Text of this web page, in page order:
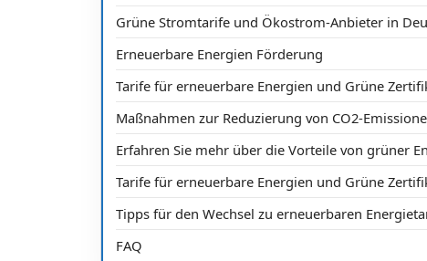
Grüne Stromtarife und Ökostrom-Anbieter in
Erneuerbare Energien Förderung
Tarife für erneuerbare Energien und Grüne
Maßnahmen zur Reduzierung von CO2-
Erfahren Sie mehr über die Vorteile von grüner
Tarife für erneuerbare Energien und Grüne
Tipps für den Wechsel zu erneuerbaren
FAQ